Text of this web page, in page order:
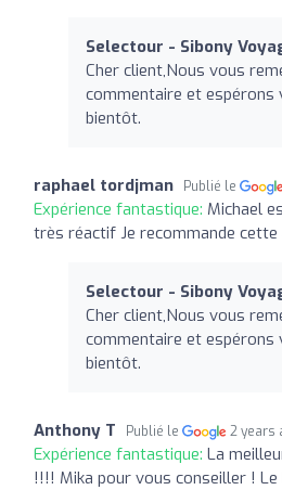
Selectour - Sibony
Cher client,Nous vous
commentaire et
bientôt.
raphael tordjman Publié le
Expérience fantastique: Michael
très réactif Je recommande cette
Selectour - Sibony
Cher client,Nous vous
commentaire et
bientôt.
Anthony T Publié le 2 years
Expérience fantastique: La
!!!! Mika pour vous conseiller !